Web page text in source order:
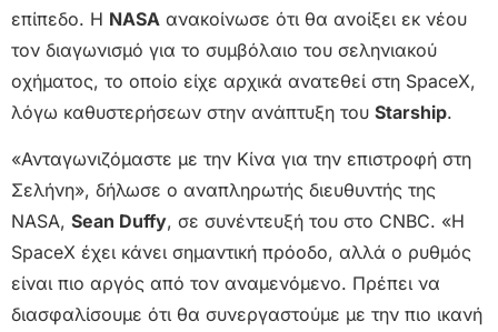
επίπεδο. Η NASA ανακοίνωσε ότι θα ανοίξει εκ νέου
τον διαγωνισμό για το συμβόλαιο του σεληνιακού
οχήματος, το οποίο είχε αρχικά ανατεθεί στη SpaceX,
λόγω καθυστερήσεων στην ανάπτυξη του Starship.
«Ανταγωνιζόμαστε με την Κίνα για την επιστροφή στη
Σελήνη», δήλωσε ο αναπληρωτής διευθυντής της
NASA, Sean Duffy, σε συνέντευξή του στο CNBC. «Η
SpaceX έχει κάνει σημαντική πρόοδο, αλλά ο ρυθμός
είναι πιο αργός από τον αναμενόμενο. Πρέπει να
διασφαλίσουμε ότι θα συνεργαστούμε με την πιο ικανή